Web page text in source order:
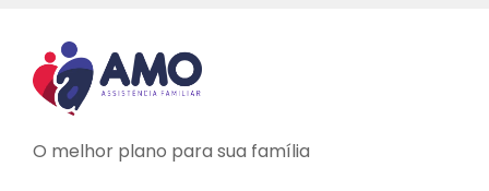
O melhor plano para sua família